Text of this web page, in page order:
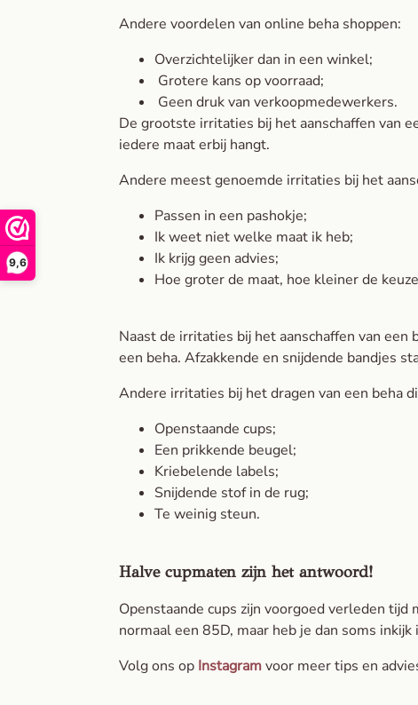
9,6
Andere voordelen van online beha shoppen:
Overzichtelijker dan in een winkel;
Grotere kans op voorraad;
Geen druk van verkoopmedewerkers.
De grootste irritaties bij het aanschaffen van
iedere maat erbij hangt.
Andere meest genoemde irritaties bij het
Passen in een pashokje;
Ik weet niet welke maat ik heb;
Ik krijg geen advies;
Hoe groter de maat, hoe kleiner de
Naast de irritaties bij het aanschaffen van
een beha. Afzakkende en snijdende bandjes
Andere irritaties bij het dragen van een beha
Openstaande cups;
Een prikkende beugel;
Kriebelende labels;
Snijdende stof in de rug;
Te weinig steun.
Halve cupmaten zijn het antwoord!
Openstaande cups zijn voorgoed verleden
normaal een 85D, maar heb je dan soms
Volg ons op Instagramvoor meer tips en